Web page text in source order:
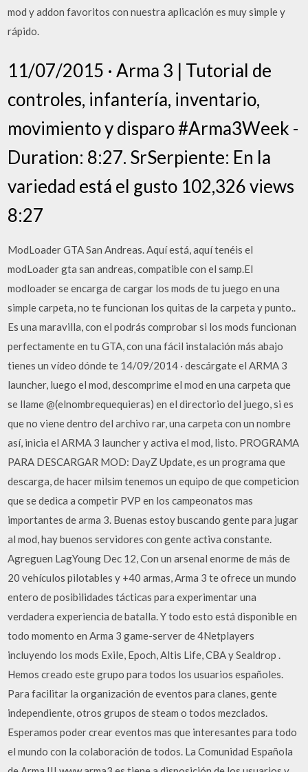
mod y addon favoritos con nuestra aplicación es muy simple y
rápido.
11/07/2015 · Arma 3 | Tutorial de
controles, infantería, inventario,
movimiento y disparo #Arma3Week -
Duration: 8:27. SrSerpiente: En la
variedad está el gusto 102,326 views
8:27
ModLoader GTA San Andreas. Aquí está, aquí tenéis el
modLoader gta san andreas, compatible con el samp.El
modloader se encarga de cargar los mods de tu juego en una
simple carpeta, no te funcionan los quitas de la carpeta y punto..
Es una maravilla, con el podrás comprobar si los mods funcionan
perfectamente en tu GTA, con una fácil instalación más abajo
tienes un vídeo dónde te 14/09/2014 · descárgate el ARMA 3
launcher, luego el mod, descomprime el mod en una carpeta que
se llame @(elnombrequequieras) en el directorio del juego, si es
que no viene dentro del archivo rar, una carpeta con un nombre
así, inicia el ARMA 3 launcher y activa el mod, listo. PROGRAMA
PARA DESCARGAR MOD: DayZ Update, es un programa que
descarga, de hacer milsim tenemos un equipo de que competicion
que se dedica a competir PVP en los campeonatos mas
importantes de arma 3. Buenas estoy buscando gente para jugar
al mod, hay buenos servidores con gente activa constante.
Agreguen LagYoung Dec 12, Con un arsenal enorme de más de
20 vehículos pilotables y +40 armas, Arma 3 te ofrece un mundo
entero de posibilidades tácticas para experimentar una
verdadera experiencia de batalla. Y todo esto está disponible en
todo momento en Arma 3 game-server de 4Netplayers
incluyendo los mods Exile, Epoch, Altis Life, CBA y Sealdrop .
Hemos creado este grupo para todos los usuarios españoles.
Para facilitar la organización de eventos para clanes, gente
independiente, otros grupos de steam o todos mezclados.
Esperamos poder crear eventos mas que interesantes para todo
el mundo con la colaboración de todos. La Comunidad Española